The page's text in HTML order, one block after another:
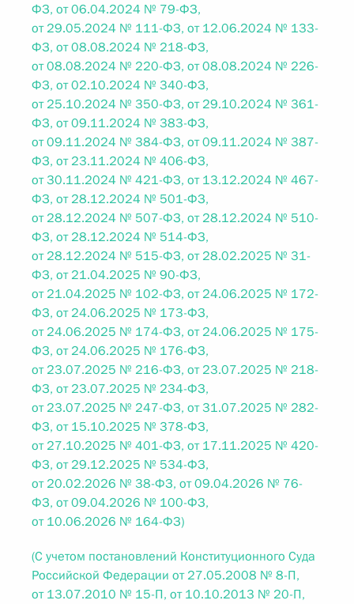
ФЗ, от 06.04.2024 № 79-ФЗ,
от 29.05.2024 № 111-ФЗ, от 12.06.2024 № 133-
ФЗ, от 08.08.2024 № 218-ФЗ,
от 08.08.2024 № 220-ФЗ, от 08.08.2024 № 226-
ФЗ, от 02.10.2024 № 340-ФЗ,
от 25.10.2024 № 350-ФЗ, от 29.10.2024 № 361-
ФЗ, от 09.11.2024 № 383-ФЗ,
от 09.11.2024 № 384-ФЗ, от 09.11.2024 № 387-
ФЗ, от 23.11.2024 № 406-ФЗ,
от 30.11.2024 № 421-ФЗ, от 13.12.2024 № 467-
ФЗ, от 28.12.2024 № 501-ФЗ,
от 28.12.2024 № 507-ФЗ, от 28.12.2024 № 510-
ФЗ, от 28.12.2024 № 514-ФЗ,
от 28.12.2024 № 515-ФЗ, от 28.02.2025 № 31-
ФЗ, от 21.04.2025 № 90-ФЗ,
от 21.04.2025 № 102-ФЗ, от 24.06.2025 № 172-
ФЗ, от 24.06.2025 № 173-ФЗ,
от 24.06.2025 № 174-ФЗ, от 24.06.2025 № 175-
ФЗ, от 24.06.2025 № 176-ФЗ,
от 23.07.2025 № 216-ФЗ, от 23.07.2025 № 218-
ФЗ, от 23.07.2025 № 234-ФЗ,
от 23.07.2025 № 247-ФЗ, от 31.07.2025 № 282-
ФЗ, от 15.10.2025 № 378-ФЗ,
от 27.10.2025 № 401-ФЗ, от 17.11.2025 № 420-
ФЗ, от 29.12.2025 № 534-ФЗ,
от 20.02.2026 № 38-ФЗ, от 09.04.2026 № 76-
ФЗ, от 09.04.2026 № 100-ФЗ,
от 10.06.2026 № 164-ФЗ)
(С учетом постановлений Конституционного Суда
Российской Федерации от 27.05.2008 № 8-П,
от 13.07.2010 № 15-П, от 10.10.2013 № 20-П,